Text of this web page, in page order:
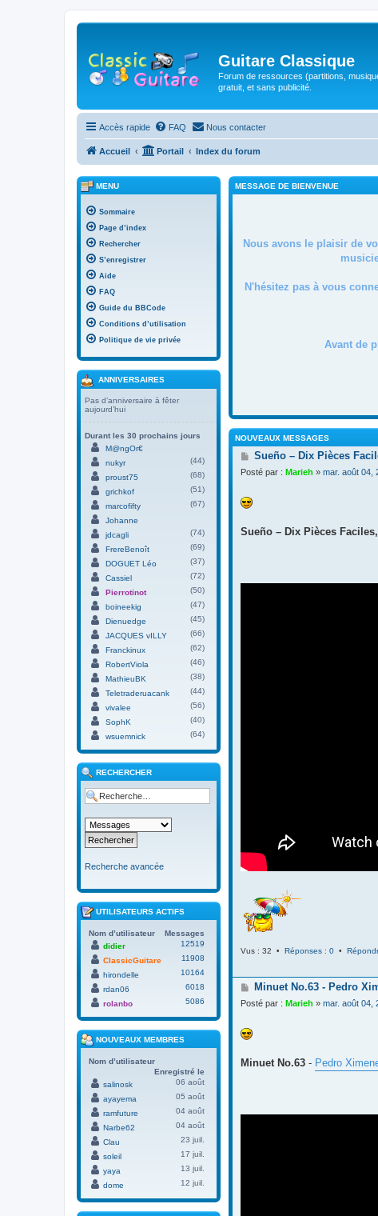
Guitare Classique
Forum de ressources (partitions,
gratuit, et sans publicité.
Accès rapide FAQ Nous contacter
Accueil Portail Index du forum
MESSAGE DE BIENVENUE
Nous avons le plaisir de
N'hésitez pas à vous
Avant de
NOUVEAUX MESSAGES
M
s
a
g
Sueño – Dix Pièces
Posté par : Marieh » mar. août 04,
Sueño – Dix Pièces
Vus : 32 • Réponses : 0 •
M
s
a
g
Minuet No.63 - Pedro
Posté par : Marieh » mar. août 04,
Minuet No.63 - Pedro
MENU
Sommaire
Page d’index
Rechercher
S’enregistrer
Aide
FAQ
Guide du BBCode
Conditions d’utilisation
Politique de vie privée
ANNIVERSAIRES
Pas d’anniversaire à fêter
aujourd’hui
Durant les 30 prochains jours
M@ngOr€
nukyr
(44)
proust75
(68)
grichkof
(51)
marcofifty
(67)
Johanne
jdcagli
(74)
FrereBenoît
(69)
DOGUET Léo
(37)
Cassiel
(72)
Pierrotinot
(50)
boineekig
(47)
Dienuedge
(45)
JACQUES vILLY
(66)
Franckinux
(62)
RobertViola
(46)
MathieuBK
(38)
Teletraderuacank
(44)
vivalee
(56)
SophK
(40)
wsuemnick
(64)
RECHERCHER
Recherche avancée
UTILISATEURS ACTIFS
Nom d’utilisateur
Messages
didier
12519
ClassicGuitare
11908
hirondelle
10164
rdan06
6018
rolanbo
5086
NOUVEAUX MEMBRES
Nom d’utilisateur
Enregistré le
salinosk
06 août
ayayema
05 août
ramfuture
04 août
Narbe62
04 août
Clau
23 juil.
soleil
17 juil.
yaya
13 juil.
dome
12 juil.